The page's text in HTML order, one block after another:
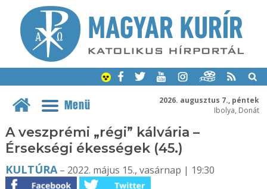
2026. augusztus 7., péntek
Ibolya, Donát
Menü
A veszprémi „régi” kálvária –
Érsekségi ékességek (45.)
KULTÚRA– 2022. május 15., vasárnap | 19:30